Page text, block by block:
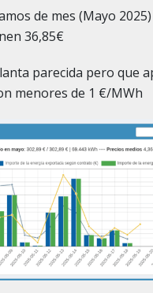
de mes (Mayo
36,85€
parecida pero que
menores de 1 €/MWh